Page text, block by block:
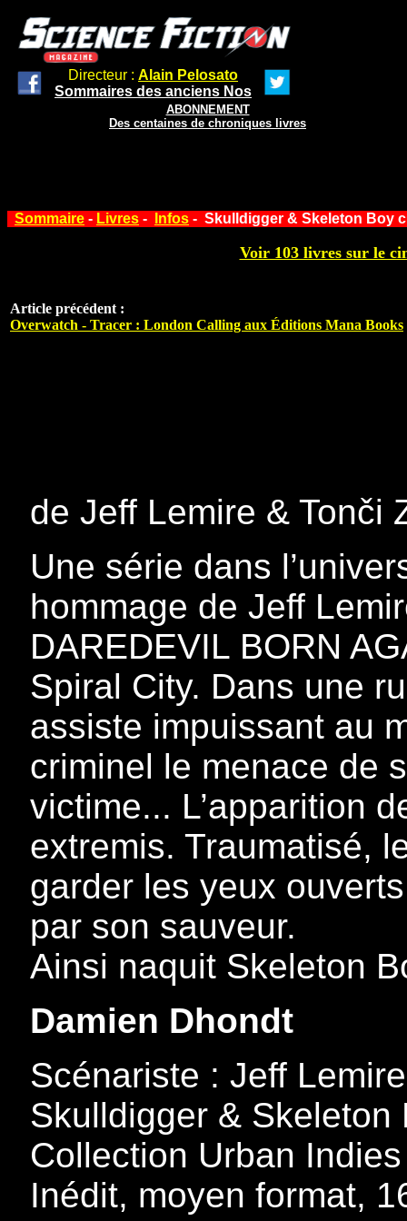
Directeur : Alain Pelosato
Sommaires des anciens Nos
ABONNEMENT
Des centaines de chroniques livres
Sommaire - Livres - Infos - Skulldigger & Skeleton Boy
Voir 103 livres sur le
Article précédent :
Overwatch - Tracer : London Calling aux Éditions Mana Books
de Jeff Lemire & Tonči
Une série dans
hommage de Jeff
DAREDEVIL BORN
Spiral City. Dans une
assiste impuissant au
criminel le menace de
victime... L’apparition
extremis. Traumatisé,
garder les yeux
par son sauveur.
Ainsi naquit Skeleton
Damien Dhondt
Scénariste : Jeff
Skulldigger &
Collection Urban
Inédit, moyen format,